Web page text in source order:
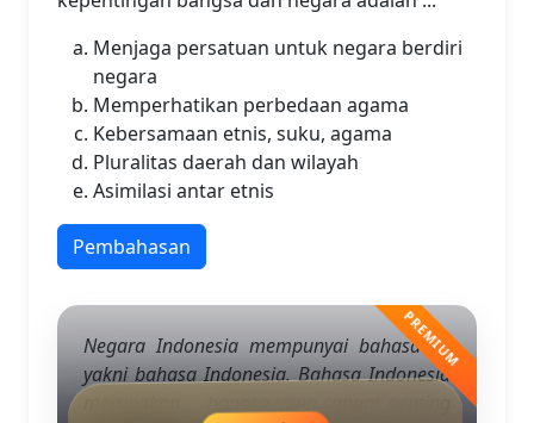
Menjaga persatuan untuk negara berdiri
negara
Memperhatikan perbedaan agama
Kebersamaan etnis, suku, agama
Pluralitas daerah dan wilayah
Asimilasi antar etnis
Pembahasan
Negara Indonesia mempunyai bahasa ...,
yakni bahasa Indonesia. Bahasa Indonesia